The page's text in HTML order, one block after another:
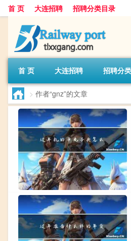
首 页 大连招聘 招聘分类目录
首 页 大连招聘 招聘分
> 作者“gnz”的文章